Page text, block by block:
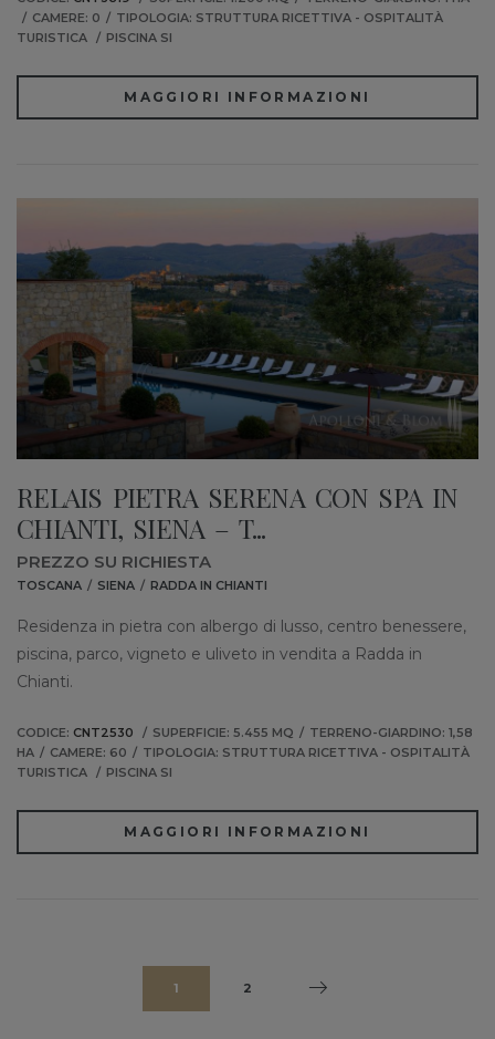
CAMERE: 0
TIPOLOGIA: STRUTTURA RICETTIVA - OSPITALITÀ
TURISTICA
PISCINA SI
MAGGIORI INFORMAZIONI
RELAIS PIETRA SERENA CON SPA IN
CHIANTI, SIENA – T...
PREZZO SU RICHIESTA
TOSCANA SIENA RADDA IN CHIANTI
Residenza in pietra con albergo di lusso, centro benessere,
piscina, parco, vigneto e uliveto in vendita a Radda in
Chianti.
CODICE: CNT2530 SUPERFICIE: 5.455 MQ
TERRENO-GIARDINO: 1,58
HA
CAMERE: 60
TIPOLOGIA: STRUTTURA RICETTIVA - OSPITALITÀ
TURISTICA
PISCINA SI
MAGGIORI INFORMAZIONI
1 2